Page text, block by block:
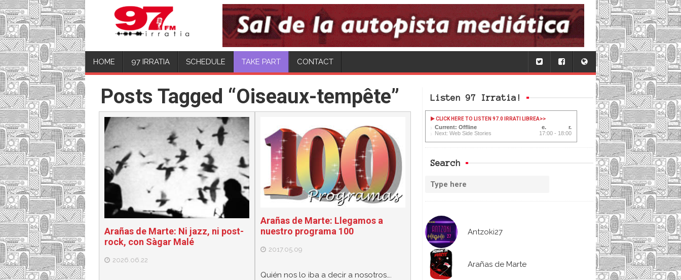
HOME 97 IRRATIA SCHEDULE CONTACT
Listen 97 Irratia!
CLICK HERE TO LISTEN 97.0 IRRATI LIBREA>>
Current: Offline
Next: Web Side Stories
17:00 - 18:00
Search
Antzoki27
Arañas de Marte
Posts Tagged “Oiseaux-tempête”
Arañas de Marte: Ni jazz, ni post-
rock, con Sàgar Malé
2026.06.22
Arañas de Marte: Llegamos a
nuestro programa 100
2017.05.09
Quién nos lo iba a decir a nosotros….